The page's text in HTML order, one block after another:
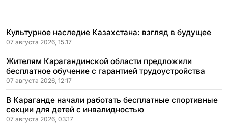
Культурное наследие Казахстана: взгляд в будущее
07 августа 2026, 15:17
Жителям Карагандинской области предложили
бесплатное обучение с гарантией трудоустройства
07 августа 2026, 12:17
В Караганде начали работать бесплатные спортивные
секции для детей с инвалидностью
07 августа 2026, 03:17